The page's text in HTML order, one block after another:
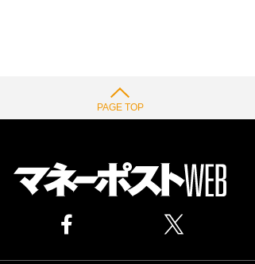
PAGE TOP